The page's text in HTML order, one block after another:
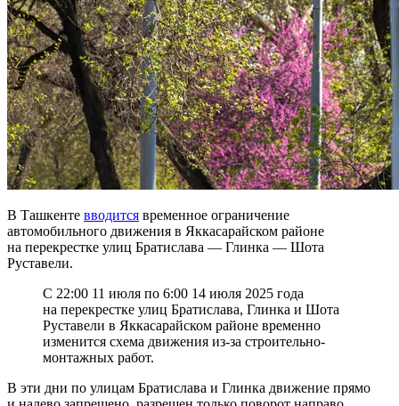
В Ташкенте вводится временное ограничение
автомобильного движения в Яккасарайском районе
на перекрестке улиц Братислава — Глинка — Шота
Руставели.
С 22:00 11 июля по 6:00 14 июля 2025 года
на перекрестке улиц Братислава, Глинка и Шота
Руставели в Яккасарайском районе временно
изменится схема движения из-за строительно-
монтажных работ.
В эти дни по улицам Братислава и Глинка движение прямо